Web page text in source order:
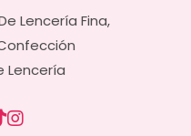
Lencería Fina,
Lencería